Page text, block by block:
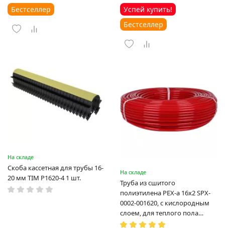
Бестселлер
На складе
Скоба кассетная для трубы 16-
20 мм TIM P1620-4 1 шт.
Успей купить!
Бестселлер
На складе
Труба из сшитого
полиэтилена PEX-a 16х2 SPX-
0002-001620, с кислородным
слоем, для теплого пола
(Испания)